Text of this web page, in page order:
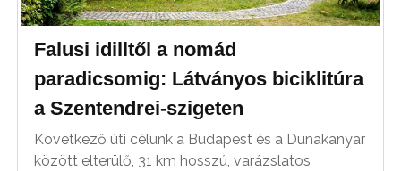
Falusi idilltől a nomád
paradicsomig: Látványos biciklitúra
a Szentendrei-szigeten
Következő úti célunk a Budapest és a Dunakanyar
között elterülő, 31 km hosszú, varázslatos